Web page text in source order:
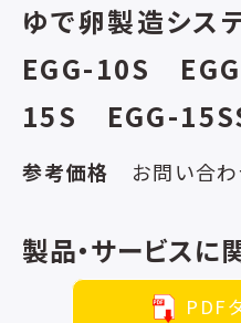
ゆで卵製造シ
EGG-10S
15S EGG-
参考価格 お問い合
製品・サービスに
PDF